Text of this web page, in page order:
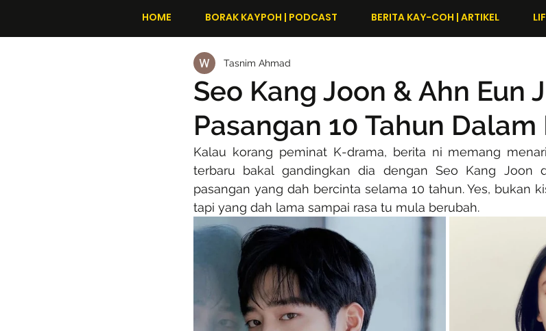
HOME BORAK KAYPOH | PODCAST BERITA KAY-COH | ARTIKEL
Seo Kang Joon & Ahn Eun
Pasangan 10 Tahun
Tasnim Ahmad
Kalau korang peminat K-drama, berita ni memang
terbaru bakal gandingkan dia dengan Seo Kang Joon
pasangan yang dah bercinta selama 10 tahun. Yes, bukan
tapi yang dah lama sampai rasa tu mula berubah.